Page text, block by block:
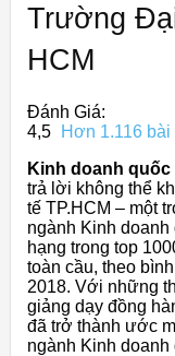
Trường
HCM
Đánh Giá:
4,5
Hơn 1.116 bài
Kinh doanh
trả lời không thể
tế TP.HCM – một
ngành Kinh
hạng trong top
toàn cầu, theo
2018. Với những
giảng dạy đồng
đã trở thành ước
ngành Kinh